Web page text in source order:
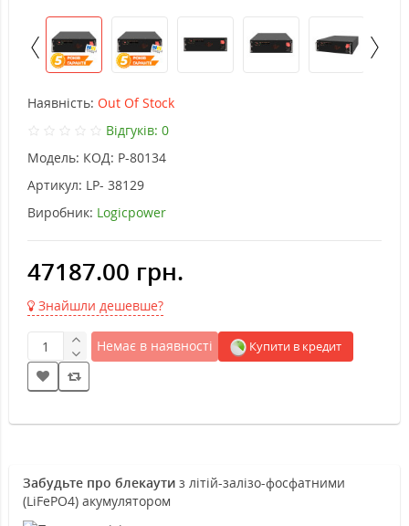
Наявність: Out Of Stock
Відгуків: 0
Модель: КОД: P-80134
Артикул: LP- 38129
Виробник: Logicpower
47187.00 грн.
Знайшли дешевше?
Немає в наявності Купити в кредит
Забудьте про блекаути з літій-залізо-фосфатними
(LiFePO4) акумулятором